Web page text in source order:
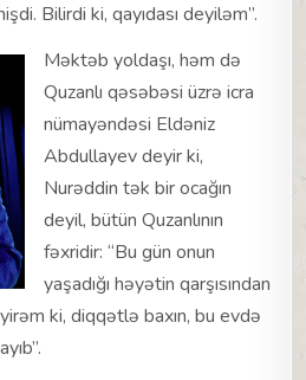
Bilirdi ki, qayıdası deyiləm”.
Məktəb yoldaşı, həm də
Quzanlı qəsəbəsi üzrə icra
nümayəndəsi Eldəniz
Abdullayev deyir ki,
Nurəddin tək bir ocağın
deyil, bütün Quzanlının
fəxridir: “Bu gün onun
yaşadığı həyətin qarşısından
ki, diqqətlə baxın, bu evdə